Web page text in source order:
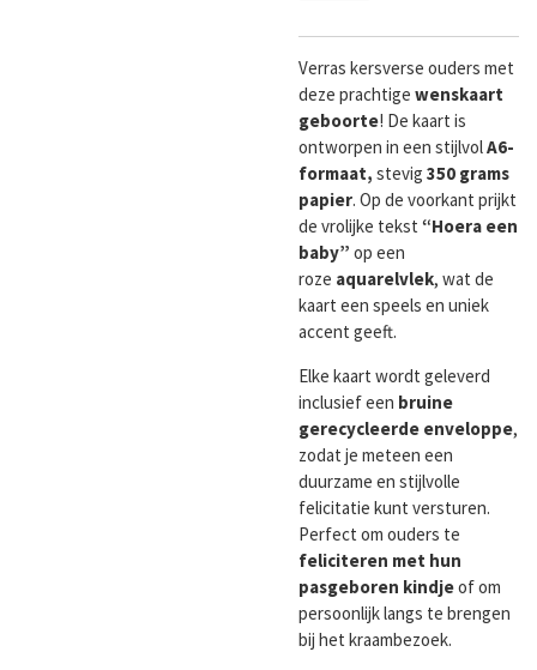
Verras kersverse ouders met
deze prachtige wenskaart
geboorte! De kaart is
ontworpen in een stijlvolA6-
formaat, stevig 350 grams
papier. Op de voorkant prijkt
de vrolijke tekst “Hoera een
baby” op een
roze aquarelvlek, wat de
kaart een speels en uniek
accent geeft.
Elke kaart wordt geleverd
inclusief een bruine
gerecycleerde enveloppe,
zodat je meteen een
duurzame en stijlvolle
felicitatie kunt versturen.
Perfect om ouders te
feliciteren met hun
pasgeboren kindjeof om
persoonlijk langs te brengen
bij het kraambezoek.